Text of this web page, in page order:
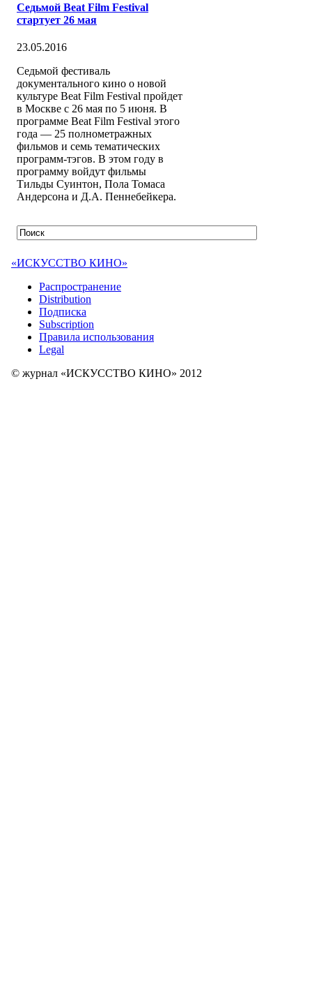
Седьмой Beat Film Festival
стартует 26 мая
23.05.2016
Седьмой фестиваль
документального кино о новой
культуре Beat Film Festival пройдет
в Москве с 26 мая по 5 июня. В
программе Beat Film Festival этого
года — 25 полнометражных
фильмов и семь тематических
программ-тэгов. В этом году в
программу войдут фильмы
Тильды Суинтон, Пола Томаса
Андерсона и Д.А. Пеннебейкера.
«ИСКУССТВО КИНО»
Распространение
Distribution
Подписка
Subscription
Правила использования
Legal
© журнал «ИСКУССТВО КИНО» 2012